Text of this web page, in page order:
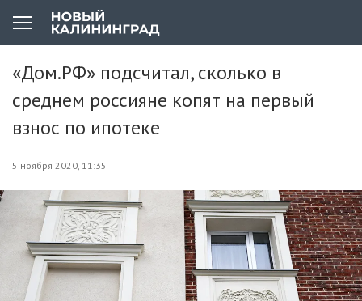
«Дом.РФ» подсчитал, сколько в
среднем россияне копят на первый
взнос по ипотеке
5 ноября 2020, 11:35